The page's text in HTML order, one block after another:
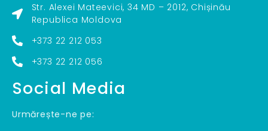
Str. Alexei Mateevici, 34 MD – 2012, Chișinău
Republica Moldova
+373 22 212 053
+373 22 212 056
Social Media
Urmărește-ne pe: